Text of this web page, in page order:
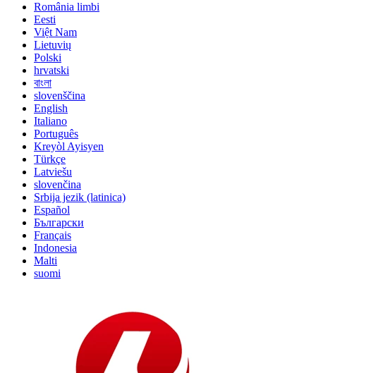
România limbi
Eesti
Việt Nam
Lietuvių
Polski
hrvatski
বাংলা
slovenščina
English
Italiano
Português
Kreyòl Ayisyen
Türkçe
Latviešu
slovenčina
Srbija jezik (latinica)
Español
Български
Français
Indonesia
Malti
suomi